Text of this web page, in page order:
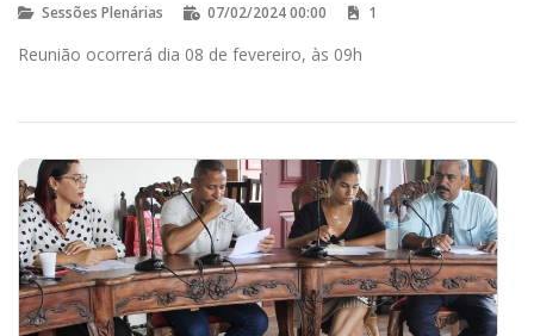
Sessões Plenárias 07/02/2024 00:00 1
Reunião ocorrerá dia 08 de fevereiro, às 09h